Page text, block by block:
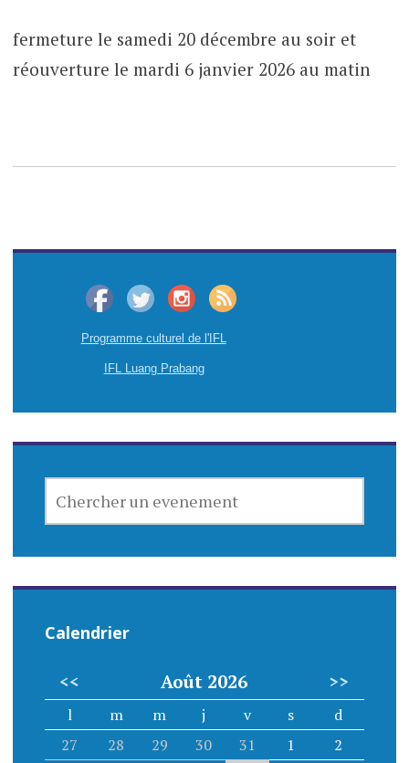
fermeture le samedi 20 décembre au soir et
réouverture le mardi 6 janvier 2026 au matin
Programme culturel de l'IFL
IFL Luang Prabang
UN
Calendrier
<< Août 2026 >>
l m m j v s
d
27
28 29 30 31 1
2